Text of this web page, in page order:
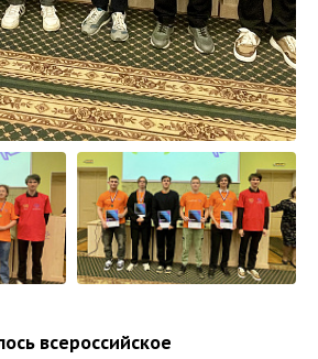
всероссийское